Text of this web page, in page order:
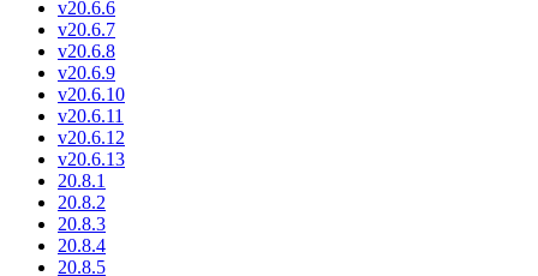
v20.6.6
v20.6.7
v20.6.8
v20.6.9
v20.6.10
v20.6.11
v20.6.12
v20.6.13
20.8.1
20.8.2
20.8.3
20.8.4
20.8.5